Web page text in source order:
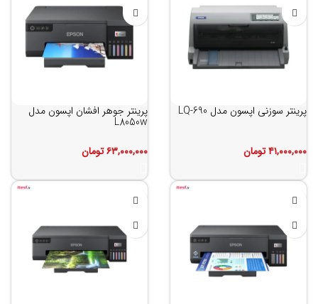
پرینتر سوزنی اپسون مدل LQ-690
۴۱,۰۰۰,۰۰۰تومان
پرینتر جوهر افشان اپسون مدل
L8050w
۶۳,۰۰۰,۰۰۰تومان